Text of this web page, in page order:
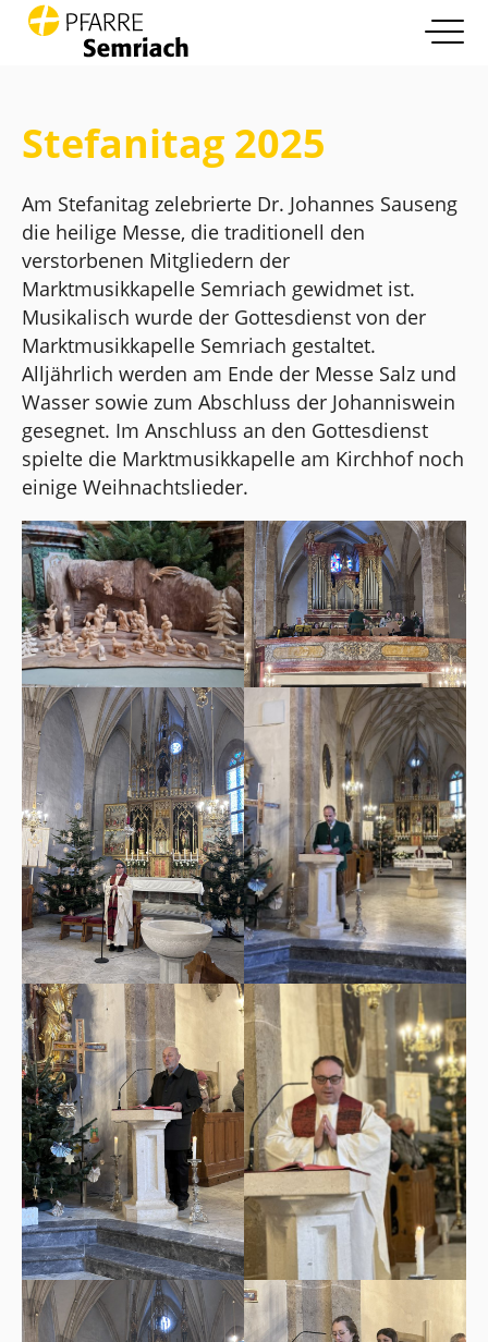
Pfarrleben
Glaube und Leben
Die Pfarre
Kontakt
Stefanitag 2025
Am Stefanitag zelebrierte Dr. Johannes Sauseng
die heilige Messe, die traditionell den
verstorbenen Mitgliedern der
Marktmusikkapelle Semriach gewidmet ist.
Musikalisch wurde der Gottesdienst von der
Marktmusikkapelle Semriach gestaltet.
Alljährlich werden am Ende der Messe Salz und
Wasser sowie zum Abschluss der Johanniswein
gesegnet. Im Anschluss an den Gottesdienst
spielte die Marktmusikkapelle am Kirchhof noch
einige Weihnachtslieder.